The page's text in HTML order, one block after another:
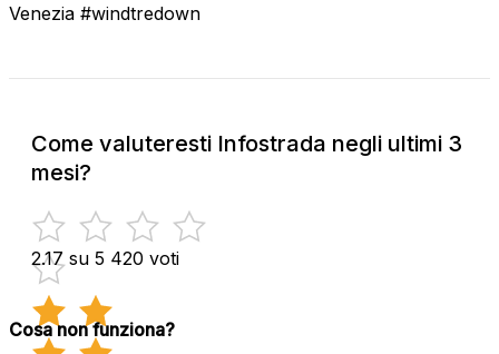
Venezia #windtredown
Come valuteresti Infostrada negli ultimi 3
mesi?
2.17 su 5 420 voti
Cosa non funziona?